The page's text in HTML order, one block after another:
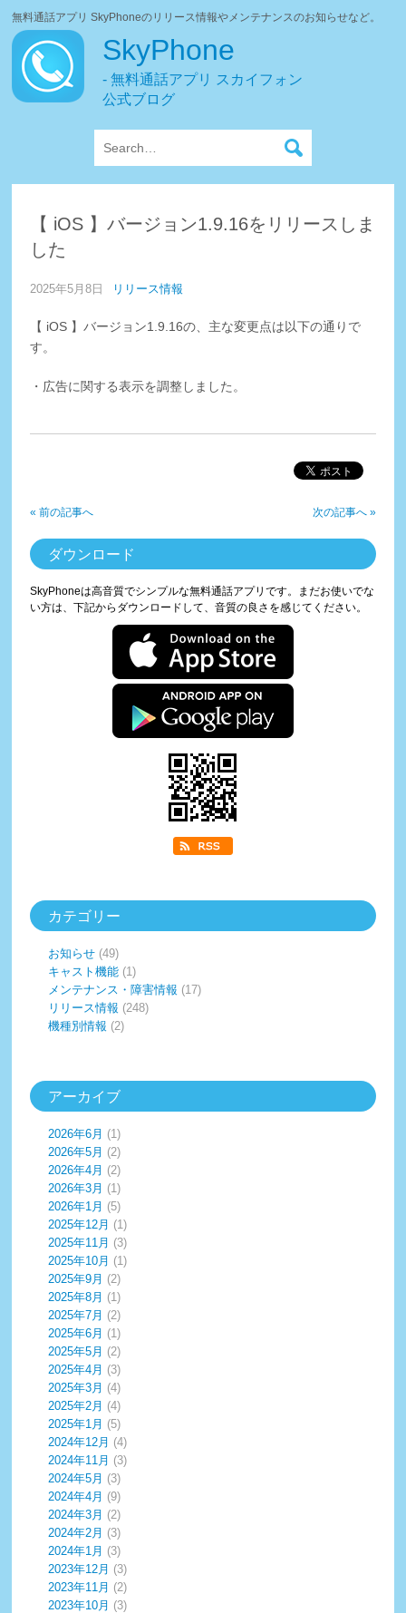
無料通話アプリ SkyPhoneのリリース情報やメンテナンスのお知らせなど。
SkyPhone
- 無料通話アプリ スカイフォン
公式ブログ
【 iOS 】バージョン1.9.16をリリースしま
した
2025年5月8日 リリース情報
【 iOS 】バージョン1.9.16の、主な変更点は以下の通りで
す。
・広告に関する表示を調整しました。
« 前の記事へ 次の記事へ »
ダウンロード
SkyPhoneは高音質でシンプルな無料通話アプリです。まだお使いでな
い方は、下記からダウンロードして、音質の良さを感じてください。
カテゴリー
お知らせ (49)
キャスト機能 (1)
メンテナンス・障害情報 (17)
リリース情報 (248)
機種別情報 (2)
アーカイブ
2026年6月 (1)
2026年5月 (2)
2026年4月 (2)
2026年3月 (1)
2026年1月 (5)
2025年12月 (1)
2025年11月 (3)
2025年10月 (1)
2025年9月 (2)
2025年8月 (1)
2025年7月 (2)
2025年6月 (1)
2025年5月 (2)
2025年4月 (3)
2025年3月 (4)
2025年2月 (4)
2025年1月 (5)
2024年12月 (4)
2024年11月 (3)
2024年5月 (3)
2024年4月 (9)
2024年3月 (2)
2024年2月 (3)
2024年1月 (3)
2023年12月 (3)
2023年11月 (2)
2023年10月 (3)